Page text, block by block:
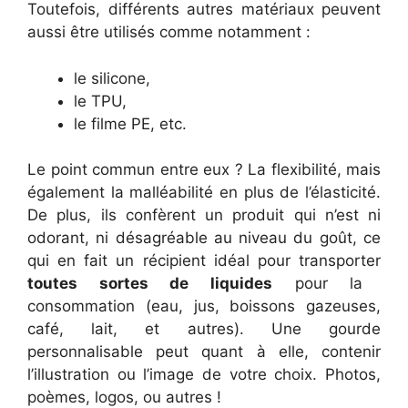
Toutefois, différents autres matériaux peuvent
aussi être utilisés comme notamment :
le silicone,
le TPU,
le filme PE, etc.
Le point commun entre eux ? La flexibilité, mais
également la malléabilité en plus de l’élasticité.
De plus, ils confèrent un produit qui n’est ni
odorant, ni désagréable au niveau du goût, ce
qui en fait un récipient idéal pour transporter
toutes sortes de liquides pour la
consommation (eau, jus, boissons gazeuses,
café, lait, et autres). Une gourde
personnalisable peut quant à elle, contenir
l’illustration ou l’image de votre choix. Photos,
poèmes, logos, ou autres !